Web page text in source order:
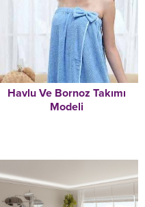
Havlu Ve Bornoz Takımı
Modeli